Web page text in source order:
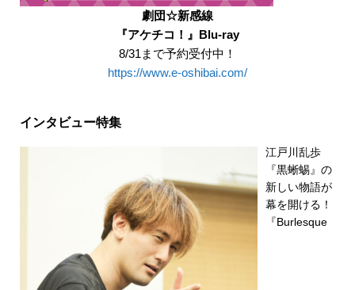
劇団☆新感線
『アケチコ！』Blu-ray
8/31まで予約受付中！
https://www.e-oshibai.com/
インタビュー特集
江戸川乱歩
『黒蜥蜴』の
新しい物語が
幕を開ける！
『Burlesque